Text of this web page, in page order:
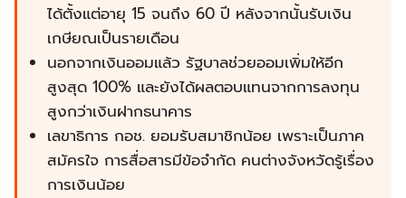
ได้ตั้งแต่อายุ 15 จนถึง 60 ปี หลังจากนั้นรับเงิน
เกษียณเป็นรายเดือน
นอกจากเงินออมแล้ว รัฐบาลช่วยออมเพิ่มให้อีก
สูงสุด 100% และยังได้ผลตอบแทนจากการลงทุน
สูงกว่าเงินฝากธนาคาร
เลขาธิการ กอช. ยอมรับสมาชิกน้อย เพราะเป็นภาค
สมัครใจ การสื่อสารมีข้อจำกัด คนต่างจังหวัดรู้เรื่อง
การเงินน้อย